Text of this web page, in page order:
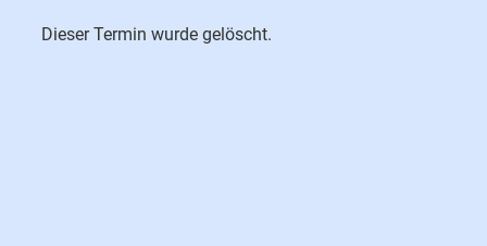
Dieser Termin wurde gelöscht.